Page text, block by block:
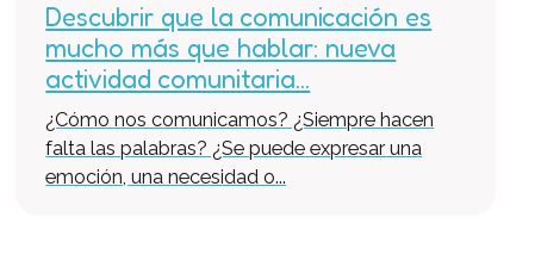
Donaciones
Proyectos
Noticias
Contacto
Descubrir que la comunicación es
mucho más que hablar: nueva
actividad comunitaria...
¿Cómo nos comunicamos? ¿Siempre hacen
falta las palabras? ¿Se puede expresar una
emoción, una necesidad o...